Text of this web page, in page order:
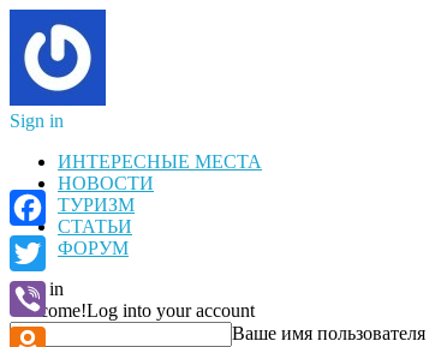
Sign in
ИНТЕРЕСНЫЕ МЕСТА
НОВОСТИ
ТУРИЗМ
СТАТЬИ
ФОРУМ
Sign in
Welcome!Log into your account
Ваше имя пользователя
Facebook
Twitter
Viber